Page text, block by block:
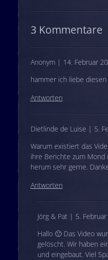
3 Kommentare
Anonym | 14. Februar
hammer ich liebe
Antworten
Dietlinde de Luise | 5.
Warum existiert das
ihre Berichte zum
herum sehr gerne.
Antworten
Jörg & Pat | 5.
Hallo 🙂 Das Video
gelöscht. Wir haben
und eingebaut. Viel